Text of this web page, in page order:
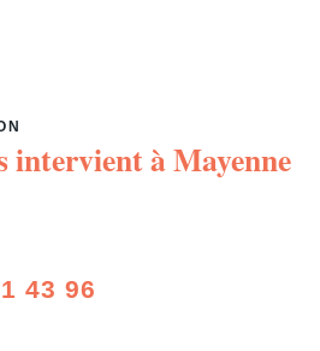
intervient àMayenne
43 96